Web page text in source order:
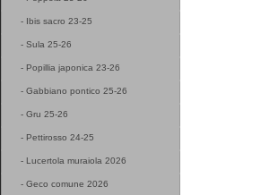
- Ibis sacro 23-25
- Sula 25-26
- Popillia japonica 23-26
- Gabbiano pontico 25-26
- Gru 25-26
- Pettirosso 24-25
- Lucertola muraiola 2026
- Geco comune 2026